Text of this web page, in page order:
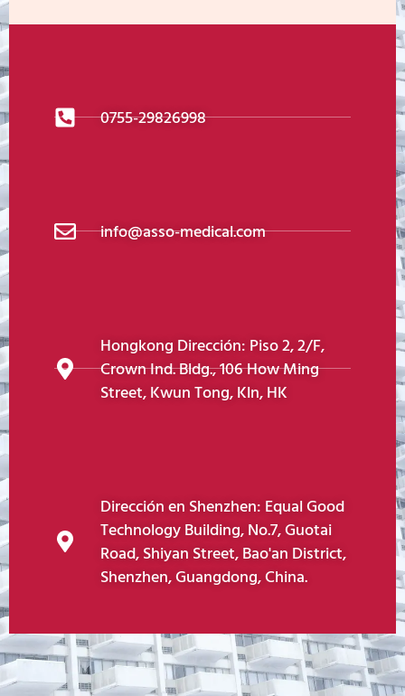
0755-29826998
info@asso-medical.com
Hongkong Dirección: Piso 2, 2/F,
Crown Ind. Bldg., 106 How Ming
Street, Kwun Tong, Kln, HK
Dirección en Shenzhen: Equal Good
Technology Building, No.7, Guotai
Road, Shiyan Street, Bao'an District,
Shenzhen, Guangdong, China.